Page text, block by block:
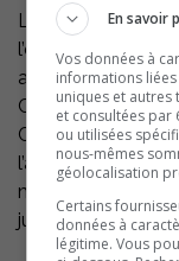
Le Conseil,
l’entente, s’en
auxquels ont
Conseil dépose
Cour supérieure
l’article 111.20
même force et
jugement
En savoir
Vos données à
informations
uniques et
et consultées par
ou utilisées
nous-mêmes
géolocalisation
Certains
données à
légitime. Vous